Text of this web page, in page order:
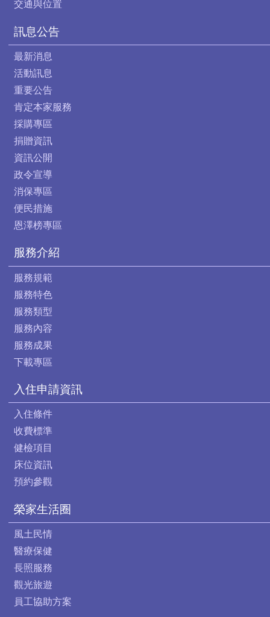
交通與位置
訊息公告
最新消息
活動訊息
重要公告
肯定本家服務
採購專區
捐贈資訊
資訊公開
政令宣導
消保專區
便民措施
恩澤榜專區
服務介紹
服務規範
服務特色
服務類型
服務內容
服務成果
下載專區
入住申請資訊
入住條件
收費標準
健檢項目
床位資訊
預約參觀
榮家生活圈
風土民情
醫療保健
長照服務
觀光旅遊
員工協助方案